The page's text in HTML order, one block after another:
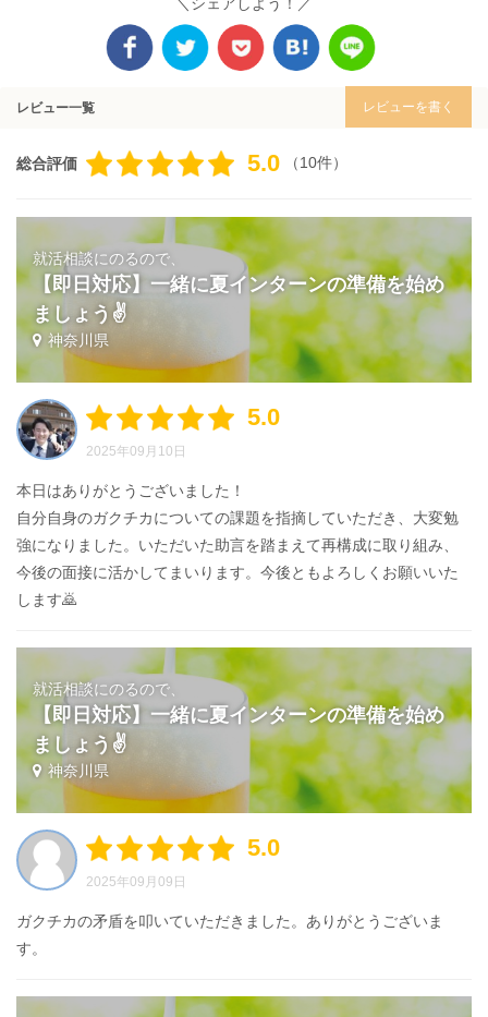
レビュー一覧 レビューを書く
総合評価 5.0 （10件）
就活相談にのるので、
【即日対応】一緒に夏インターンの準備を始め
ましょう✌️
神奈川県
5.0
2025年09月10日
本日はありがとうございました！
自分自身のガクチカについての課題を指摘していただき、大変勉
強になりました。いただいた助言を踏まえて再構成に取り組み、
今後の面接に活かしてまいります。今後ともよろしくお願いいた
します🙇
就活相談にのるので、
【即日対応】一緒に夏インターンの準備を始め
ましょう✌️
神奈川県
5.0
2025年09月09日
ガクチカの矛盾を叩いていただきました。ありがとうございま
す。